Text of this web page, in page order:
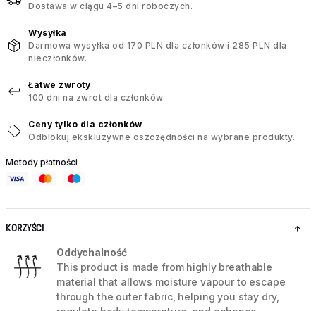
Dostawa w ciągu 4–5 dni roboczych.
Wysyłka
Darmowa wysyłka od 170 PLN dla członków i 285 PLN dla
nieczłonków.
Łatwe zwroty
100 dni na zwrot dla członków.
Ceny tylko dla członków
Odblokuj ekskluzywne oszczędności na wybrane produkty.
Metody płatności
KORZYŚCI
Oddychalność
This product is made from highly breathable
material that allows moisture vapour to escape
through the outer fabric, helping you stay dry,